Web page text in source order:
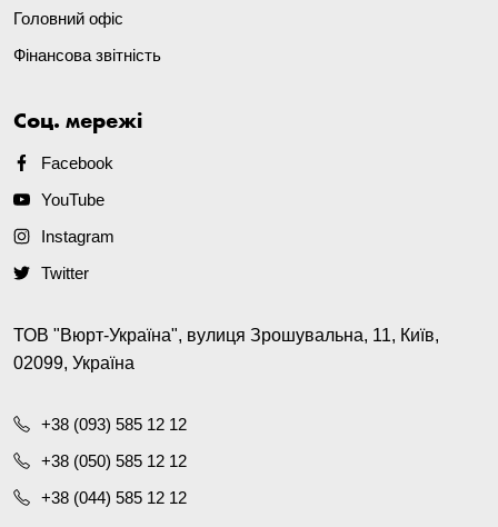
Головний офіс
Фінансова звітність
Соц. мережі
Facebook
YouTube
Instagram
Twitter
ТОВ "Вюрт-Україна", вулиця Зрошувальна, 11, Київ,
02099, Україна
+38 (093) 585 12 12
+38 (050) 585 12 12
+38 (044) 585 12 12